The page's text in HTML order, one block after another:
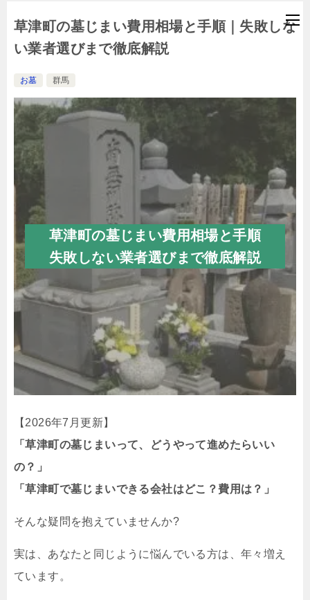
草津町の墓じまい費用相場と手順｜失敗しな
い業者選びまで徹底解説
お墓 群馬
草津町の墓じまい費用相場と手順
失敗しない業者選びまで徹底解説
【2026年7月更新】
「草津町の墓じまいって、どうやって進めたらいい
の？」
「草津町で墓じまいできる会社はどこ？費用は？」
そんな疑問を抱えていませんか?
実は、あなたと同じように悩んでいる方は、年々増え
ています。